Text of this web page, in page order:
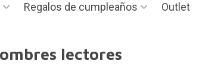
Regalos de cumpleaños Outlet
lectores